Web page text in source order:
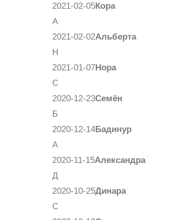
2021-02-05Кора
А
2021-02-02Альберта
Н
2021-01-07Нора
С
2020-12-23Семён
Б
2020-12-14Бадинур
А
2020-11-15Александра
Д
2020-10-25Динара
С